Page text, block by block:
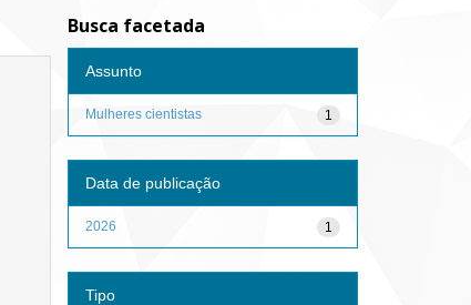
Busca facetada
Assunto
1
Mulheres cientistas
Data de publicação
1
2026
Tipo